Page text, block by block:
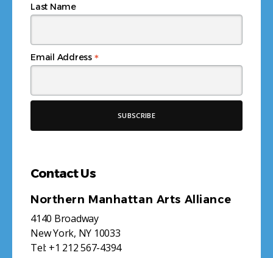
Email Address *
Last Name
Contact Us
Northern Manhattan Arts Alliance
4140 Broadway
New York, NY 10033
Tel: +1 212 567-4394